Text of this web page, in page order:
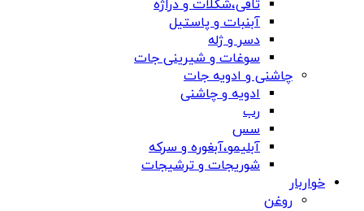
تافی،شکلات و دراژه
آبنبات و پاستیل
دسر و ژله
سوغات و شیرینی جات
چاشنی و ادویه جات
ادویه و چاشنی
رب
سس
آبلیمو،آبغوره و سرکه
شوریجات و ترشیجات
خواربار
روغن